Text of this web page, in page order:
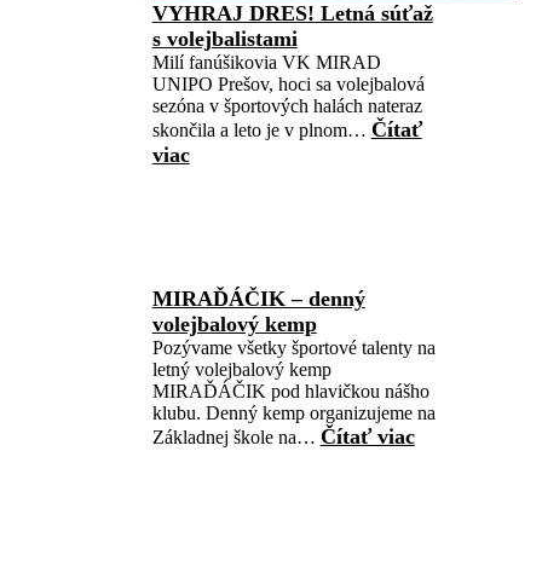
VYHRAJ DRES! Letná súťaž
s volejbalistami
Milí fanúšikovia VK MIRAD
UNIPO Prešov, hoci sa volejbalová
sezóna v športových halách nateraz
skončila a leto je v plnom… Čítať
viac
MIRAĎÁČIK – denný
volejbalový kemp
Pozývame všetky športové talenty na
letný volejbalový kemp
MIRAĎÁČIK pod hlavičkou nášho
klubu. Denný kemp organizujeme na
Základnej škole na… Čítať viac